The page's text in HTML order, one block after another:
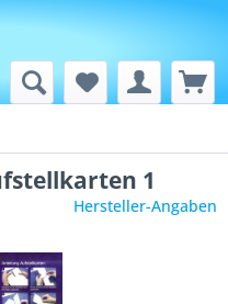
1
Hersteller-Angaben